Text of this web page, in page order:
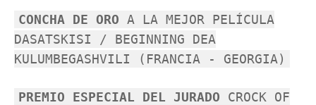
CONCHA DE ORO A LA MEJOR PELÍCULA
DASATSKISI / BEGINNING DEA
KULUMBEGASHVILI (FRANCIA - GEORGIA)
PREMIO ESPECIAL DEL JURADO CROCK OF